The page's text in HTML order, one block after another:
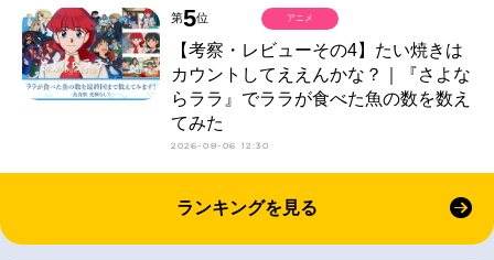
第5位
【考察・レビューその4】たい焼きは
カウントしてええんかな？｜『さよな
らララ』でララが食べた魚の数を数え
てみた
2026-08-06 12:30
アニメ
ランキングを見る